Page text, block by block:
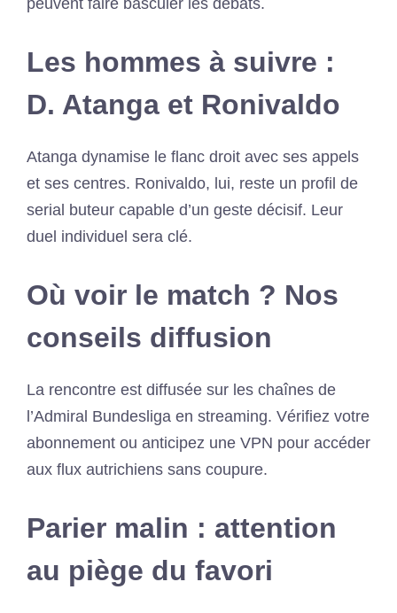
peuvent faire basculer les débats.
Les hommes à suivre :
D. Atanga et Ronivaldo
Atanga dynamise le flanc droit avec ses appels
et ses centres. Ronivaldo, lui, reste un profil de
serial buteur capable d’un geste décisif. Leur
duel individuel sera clé.
Où voir le match ? Nos
conseils diffusion
La rencontre est diffusée sur les chaînes de
l’Admiral Bundesliga en streaming. Vérifiez votre
abonnement ou anticipez une VPN pour accéder
aux flux autrichiens sans coupure.
Parier malin : attention
au piège du favori